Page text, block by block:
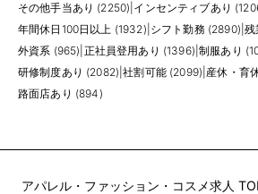
その他手当あり (2250) インセンティブあり
年間休日100日以上 (1932) シフト勤務 (2890) 残
外資系 (965) 正社員登用あり (1396) |制服あり
研修制度あり (2082) |社割可能 (2099) 産休・育
路面店あり (894)
アパレル・ファッション・コスメ求人